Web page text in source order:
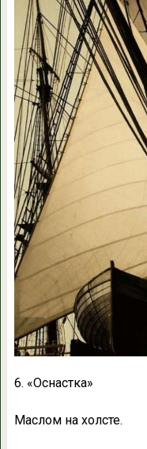
6. «Оснастка»
Маслом на холсте.